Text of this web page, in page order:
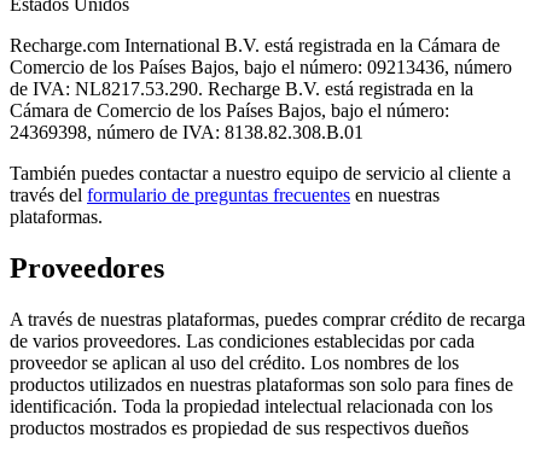
Recharge.com International B.V. está registrada en la Cámara de
Comercio de los Países Bajos, bajo el número: 09213436, número
de IVA: NL8217.53.290. Recharge B.V. está registrada en la
Cámara de Comercio de los Países Bajos, bajo el número:
24369398, número de IVA: 8138.82.308.B.01
También puedes contactar a nuestro equipo de servicio al cliente a
través del formulario de preguntas frecuentes en nuestras
plataformas.
Proveedores
A través de nuestras plataformas, puedes comprar crédito de recarga
de varios proveedores. Las condiciones establecidas por cada
proveedor se aplican al uso del crédito. Los nombres de los
productos utilizados en nuestras plataformas son solo para fines de
identificación. Toda la propiedad intelectual relacionada con los
productos mostrados es propiedad de sus respectivos dueños